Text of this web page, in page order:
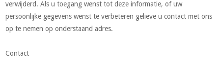
verwijderd. Als u toegang wenst tot deze informatie, of uw
persoonlijke gegevens wenst te verbeteren gelieve u contact met ons
op te nemen op onderstaand adres.
Contact